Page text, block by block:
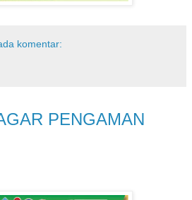
komentar:
PENGAMAN